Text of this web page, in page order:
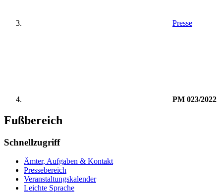
Presse
PM 023/2022
Fußbereich
Schnellzugriff
Ämter, Aufgaben & Kontakt
Pressebereich
Veranstaltungskalender
Leichte Sprache